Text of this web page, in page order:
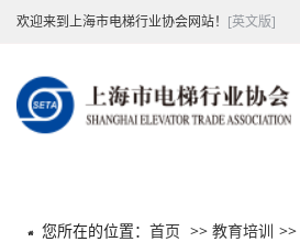
欢迎来到上海市电梯行业协会网站！ [英文版]
您所在的位置： 首页 >> 教育培训 >>